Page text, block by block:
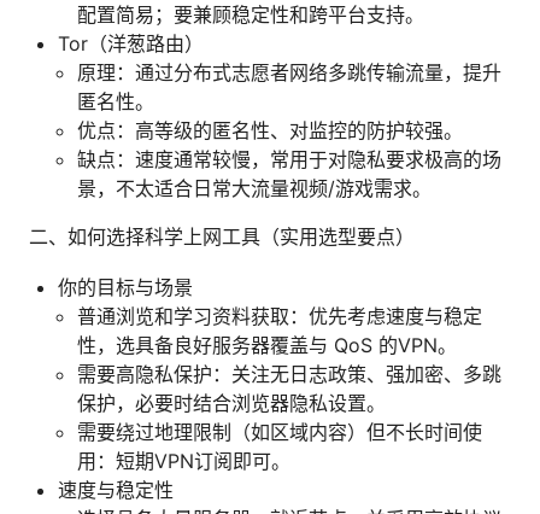
配置简易；要兼顾稳定性和跨平台支持。
Tor（洋葱路由）
原理：通过分布式志愿者网络多跳传输流量，提升
匿名性。
优点：高等级的匿名性、对监控的防护较强。
缺点：速度通常较慢，常用于对隐私要求极高的场
景，不太适合日常大流量视频/游戏需求。
二、如何选择科学上网工具（实用选型要点）
你的目标与场景
普通浏览和学习资料获取：优先考虑速度与稳定
性，选具备良好服务器覆盖与 QoS 的VPN。
需要高隐私保护：关注无日志政策、强加密、多跳
保护，必要时结合浏览器隐私设置。
需要绕过地理限制（如区域内容）但不长时间使
用：短期VPN订阅即可。
速度与稳定性